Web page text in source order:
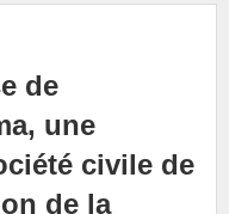
de
une
civile de
de la